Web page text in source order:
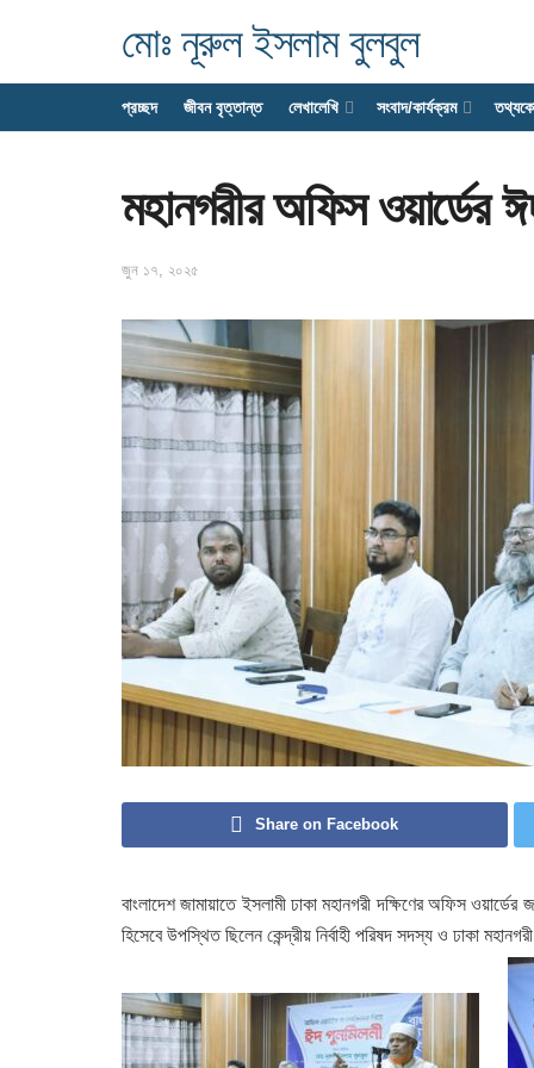
মোঃ নূরুল ইসলাম বুলবুল
প্রচ্ছদ জীবন বৃত্তান্ত লেখালেখি সংবাদ/কার্যক্রম
মহানগরীর অফিস ওয়ার্ডের
জুন ১৭, ২০২৫
Share on Facebook
বাংলাদেশ জামায়াতে ইসলামী ঢাকা মহানগরী দক্ষিণের অফিস
হিসেবে উপস্থিত ছিলেন কেন্দ্রীয় নির্বাহী পরিষদ সদস্য ও ঢাকা